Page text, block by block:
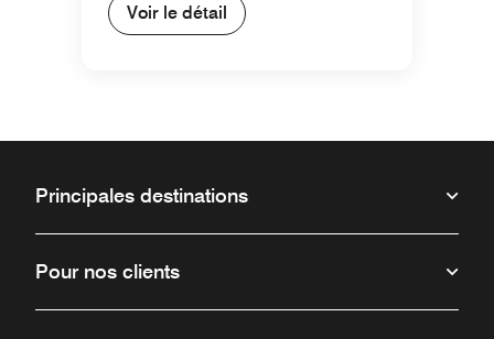
Voir le détail
Principales destinations
Pour nos clients